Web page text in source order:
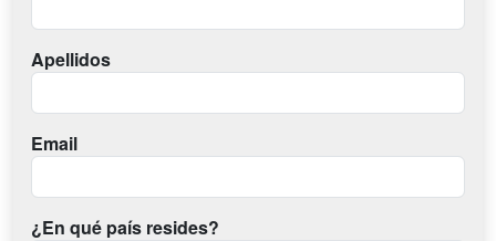
Apellidos
Email
¿En qué país resides?